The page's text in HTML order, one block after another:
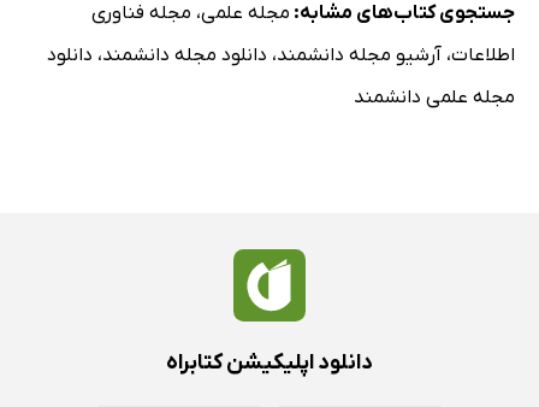
جستجوی کتاب‌های مشابه: مجله علمی، مجله فناوری
اطلاعات، آرشیو مجله دانشمند، دانلود مجله دانشمند، دانلود
مجله علمی دانشمند
دانلود اپلیکیشن کتابراه